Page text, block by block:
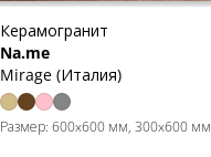
Керамогранит
Na.me
Mirage (Италия)
Размер: 600x600 мм 300x600 мм